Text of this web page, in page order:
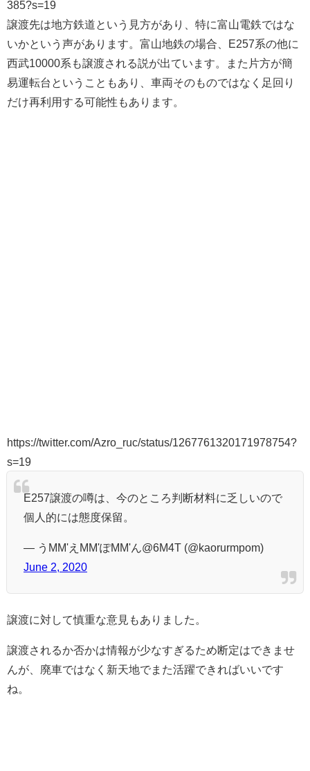
385?s=19
譲渡先は地方鉄道という見方があり、特に富山電鉄ではな
いかという声があります。富山地鉄の場合、E257系の他に
西武10000系も譲渡される説が出ています。また片方が簡
易運転台ということもあり、車両そのものではなく足回り
だけ再利用する可能性もあります。
https://twitter.com/Azro_ruc/status/1267761320171978754?
s=19
E257譲渡の噂は、今のところ判断材料に乏しいので
個人的には態度保留。
— うMM'えMM'ぽMM'ん@6M4T (@kaorurmpom)
June 2, 2020
譲渡に対して慎重な意見もありました。
譲渡されるか否かは情報が少なすぎるため断定はできませ
んが、廃車ではなく新天地でまた活躍できればいいです
ね。